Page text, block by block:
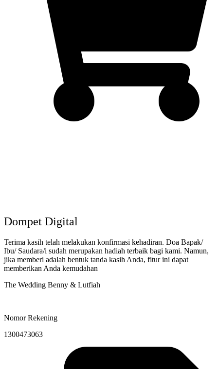
Dompet Digital
Terima kasih telah melakukan konfirmasi kehadiran. Doa Bapak/
Ibu/ Saudara/i sudah merupakan hadiah terbaik bagi kami. Namun,
jika memberi adalah bentuk tanda kasih Anda, fitur ini dapat
memberikan Anda kemudahan
The Wedding Benny & Lutfiah
Nomor Rekening
1300473063